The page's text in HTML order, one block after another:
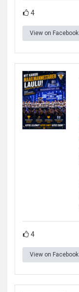
4
View on Facebook
4
View on Facebook